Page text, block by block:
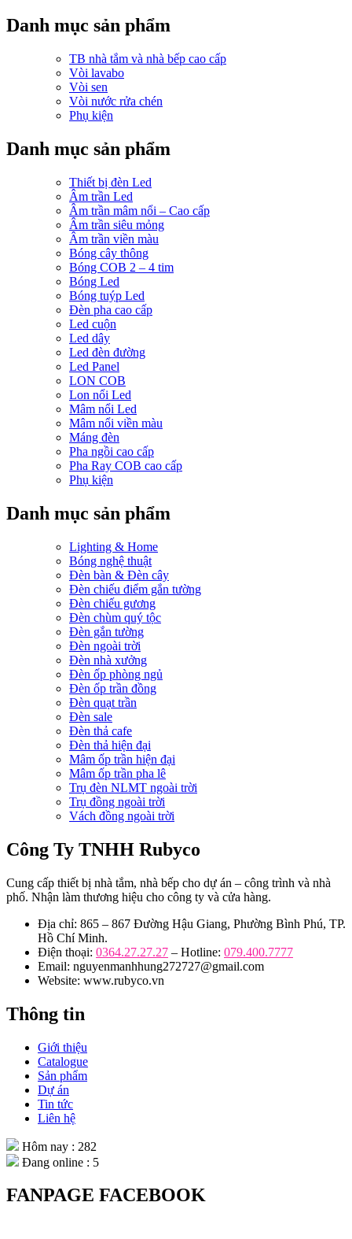
Danh mục sản phẩm
TB nhà tắm và nhà bếp cao cấp
Vòi lavabo
Vòi sen
Vòi nước rửa chén
Phụ kiện
Danh mục sản phẩm
Thiết bị đèn Led
Âm trần Led
Âm trần mâm nổi – Cao cấp
Âm trần siêu mỏng
Âm trần viền màu
Bóng cây thông
Bóng COB 2 – 4 tim
Bóng Led
Bóng tuýp Led
Đèn pha cao cấp
Led cuộn
Led dây
Led đèn đường
Led Panel
LON COB
Lon nổi Led
Mâm nổi Led
Mâm nổi viền màu
Máng đèn
Pha ngồi cao cấp
Pha Ray COB cao cấp
Phụ kiện
Danh mục sản phẩm
Lighting & Home
Bóng nghệ thuật
Đèn bàn & Đèn cây
Đèn chiếu điểm gắn tường
Đèn chiếu gương
Đèn chùm quý tộc
Đèn gắn tường
Đèn ngoài trời
Đèn nhà xưởng
Đèn ốp phòng ngủ
Đèn ốp trần đồng
Đèn quạt trần
Đèn sale
Đèn thả cafe
Đèn thả hiện đại
Mâm ốp trần hiện đại
Mâm ốp trần pha lê
Trụ đèn NLMT ngoài trời
Trụ đồng ngoài trời
Vách đồng ngoài trời
Công Ty TNHH Rubyco
Cung cấp thiết bị nhà tắm, nhà bếp cho dự án – công trình và nhà
phố. Nhận làm thương hiệu cho công ty và cửa hàng.
Địa chỉ: 865 – 867 Đường Hậu Giang, Phường Bình Phú, TP.
Hồ Chí Minh.
Điện thoại: 0364.27.27.27 – Hotline: 079.400.7777
Email: nguyenmanhhung272727@gmail.com
Website: www.rubyco.vn
Thông tin
Giới thiệu
Catalogue
Sản phẩm
Dự án
Tin tức
Liên hệ
Hôm nay : 282
Đang online : 5
FANPAGE FACEBOOK